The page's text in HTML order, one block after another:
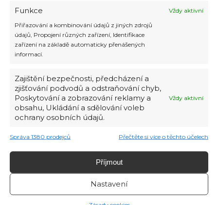
Funkce
Vždy aktivní
Přiřazování a kombinování údajů z jiných zdrojů
údajů, Propojení různých zařízení, Identifikace
zařízení na základě automaticky přenášených
informací.
Zajištění bezpečnosti, předcházení a
zjišťování podvodů a odstraňování chyb,
Poskytování a zobrazování reklamy a
obsahu, Ukládání a sdělování voleb
ochrany osobních údajů.
Vždy aktivní
Správa 1380 prodejců Přečtěte si více o těchto účelech
Příjmout
Nastavení
Touha po objevování je v lidské
odvážní cestovatelé do neznáma, aby
objevili nové země a kultury. A i dnes, v
globalizovaném světě, existuje mnoho
skrytých klenotů, které čekají na to, až
budou objeveny. Evropa je plná